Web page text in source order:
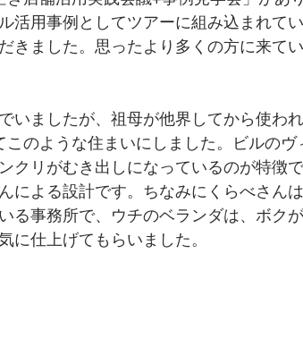
活用事例としてツアーに組み込まれて
きました。思ったより多くの方に来て
いましたが、祖母が他界してから使わ
のような住まいにしました。ビルのヴ
クリがむき出しになっているのが特徴
による設計です。ちなみにくらべさん
る事務所で、ウチのベランダは、ボク
に仕上げてもらいました。